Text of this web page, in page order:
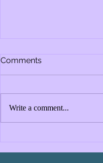
Comments
Write a comment...